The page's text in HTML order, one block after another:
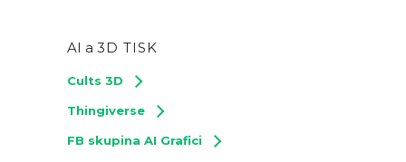
AI a 3D TISK
Cults 3D
Thingiverse
FB skupina AI Grafici